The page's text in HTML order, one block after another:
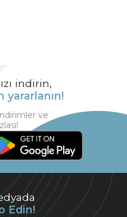
Edin!
indirin,
yararlanın!
ve